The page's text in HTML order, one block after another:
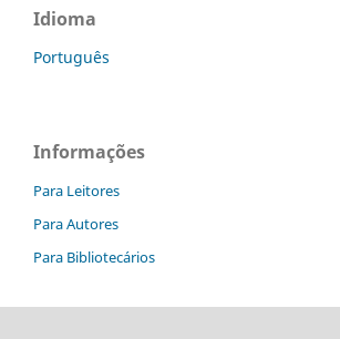
Idioma
Português
Informações
Para Leitores
Para Autores
Para Bibliotecários